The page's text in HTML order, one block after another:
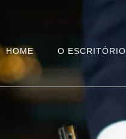
HOME O ESCRITÓRIO